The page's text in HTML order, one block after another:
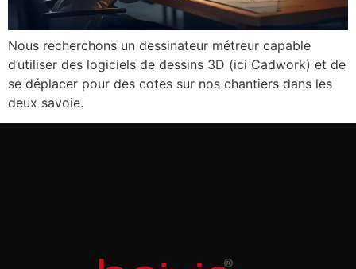
Nous recherchons un dessinateur métreur capable
d’utiliser des logiciels de dessins 3D (ici Cadwork) et de
se déplacer pour des cotes sur nos chantiers dans les
deux savoie.